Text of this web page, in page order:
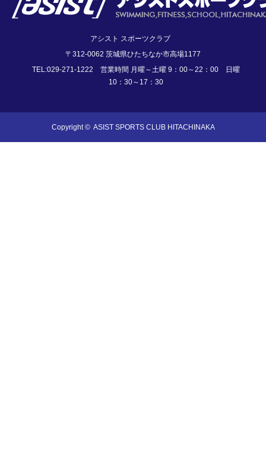
アシスト スポーツクラブ
〒312-0062 茨城県ひたちなか市高場1177
TEL:029-271-1222 営業時間 月曜～土曜 9：00～22：00 日曜
10：30～17：30
Copyright © ASIST SPORTS CLUB HITACHINAKA